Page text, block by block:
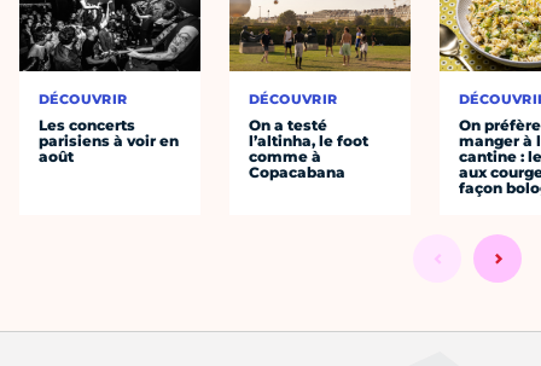
DÉCOUVRIR
Les concerts
parisiens à voir en
août
DÉCOUVRIR
On a testé
l’altinha, le foot
comme à
Copacabana
On préfère
manger à
cantine :
aux
façon